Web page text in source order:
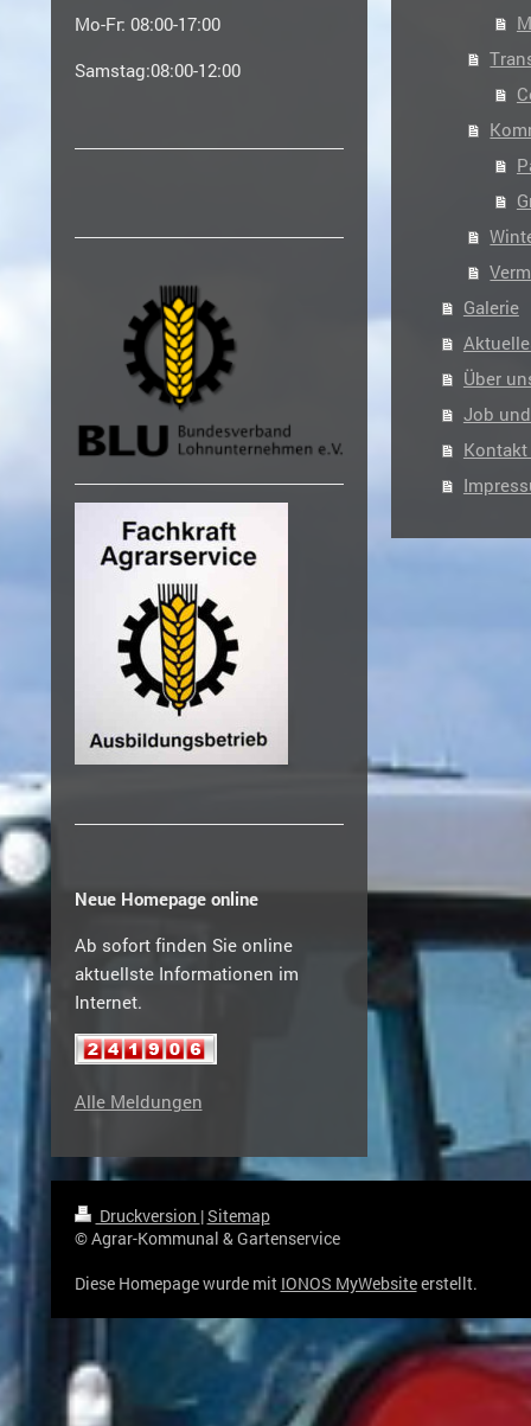
Galerie
Über
Job
Mo-Fr: 08:00-17:00
Samstag:08:00-12:00
Neue Homepage online
Ab sofort finden Sie online
aktuellste Informationen im
Internet.
Alle Meldungen
Druckversion |Sitemap
© Agrar-Kommunal & Gartenservice
Diese Homepage wurde mit IONOS MyWebsiteerstellt.